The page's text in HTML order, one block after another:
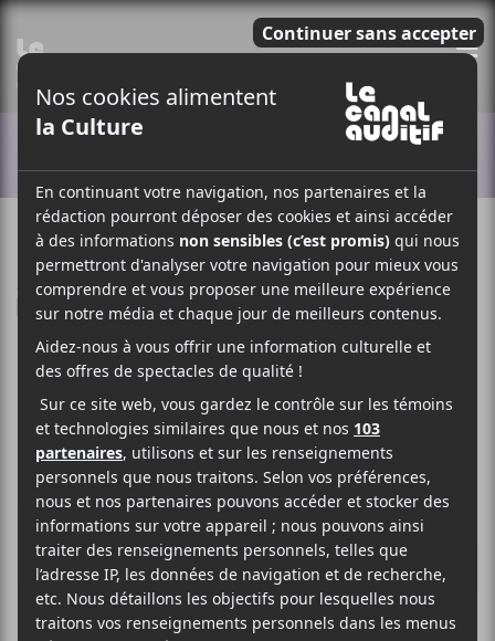
28 AVRIL 2025
PARSIMÉON DUMONT
/ NON CLASSÉ
F
A
C
E
O
O
K
T
W
I
T
E
R
P
A
R
T
G
E
R